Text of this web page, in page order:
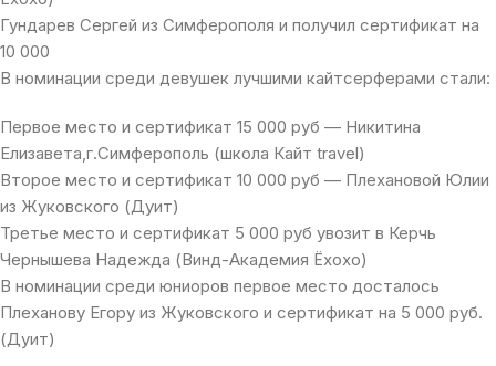
Гундарев Сергей из Симферополя и получил сертификат на
10 000
В номинации среди девушек лучшими кайтсерферами стали:
Первое место и сертификат 15 000 руб — Никитина
Елизавета,г.Симферополь (школа Кайт travel)
Второе место и сертификат 10 000 руб — Плехановой Юлии
из Жуковского (Дуит)
Третье место и сертификат 5 000 руб увозит в Керчь
Чернышева Надежда (Винд-Академия Ёхохо)
В номинации среди юниоров первое место досталось
Плеханову Егору из Жуковского и сертификат на 5 000 руб.
(Дуит)